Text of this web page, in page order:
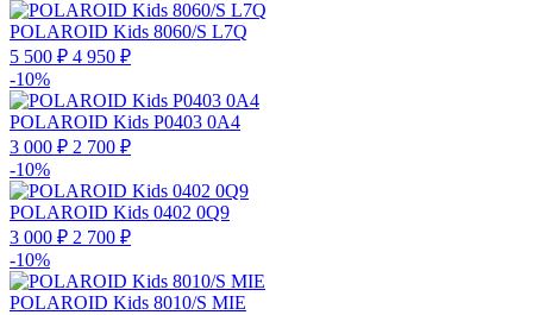
POLAROID Kids 8060/S L7Q
5 500 ₽ 4 950 ₽
-10%
POLAROID Kids P0403 0A4
3 000 ₽ 2 700 ₽
-10%
POLAROID Kids 0402 0Q9
3 000 ₽ 2 700 ₽
-10%
POLAROID Kids 8010/S MIE